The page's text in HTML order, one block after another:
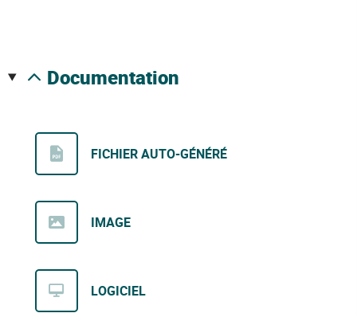
documentation
FICHIER AUTO-GÉNÉRÉ
IMAGE
LOGICIEL